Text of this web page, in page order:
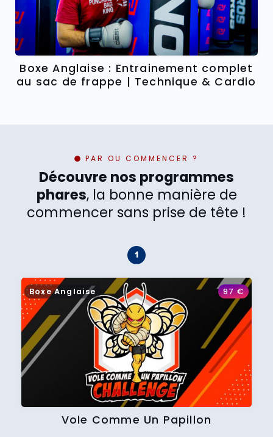
Boxe Anglaise : Entrainement complet
au sac de frappe | Technique & Cardio
PAR OU COMMENCER ?
Découvre nos programmes
phares, la bonne manière de
commencer sans prise de tête !
Boxe Anglaise 97€
Vole Comme Un Papillon